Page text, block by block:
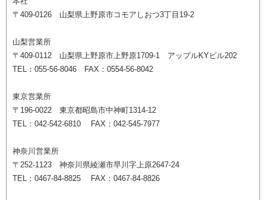
〒409-0126 山梨県上野原市コモアしおつ3丁目19-2
山梨営業所
〒409-0112 山梨県上野原市上野原1709-1 アップルKYビル202
TEL：055-56-8046 FAX：0554-56-8042
東京営業所
〒196-0022 東京都昭島市中神町1314-12
TEL：042-542-6810 FAX：042-545-7977
神奈川営業所
〒252-1123 神奈川県綾瀬市早川字上原2647-24
TEL：0467-84-8825 FAX：0467-84-8826